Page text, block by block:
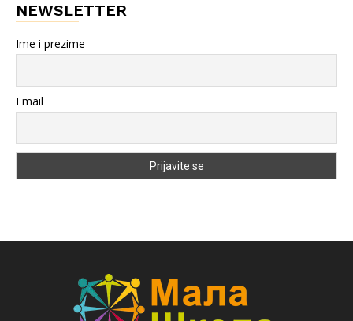
NEWSLETTER
Ime i prezime
Email